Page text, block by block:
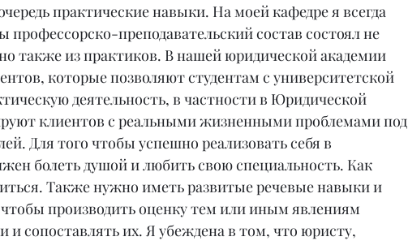
практические навыки. На моей кафедре я всегда
профессорско-преподавательский состав состоял не
также из практиков. В нашей юридической академии
которые позволяют студентам с университетской
деятельность, в частности в Юридической
клиентов с реальными жизненными проблемами под
Для того чтобы успешно реализовать себя в
болеть душой и любить свою специальность. Как
Также нужно иметь развитые речевые навыки и
производить оценку тем или иным явлениям
и сопоставлять их. Я убеждена в том, что юристу,